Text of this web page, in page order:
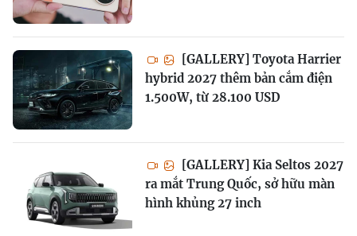
[GALLERY] Toyota Harrier
hybrid 2027 thêm bản cắm điện
1.500W, từ 28.100 USD
[GALLERY] Kia Seltos 2027
ra mắt Trung Quốc, sở hữu màn
hình khủng 27 inch